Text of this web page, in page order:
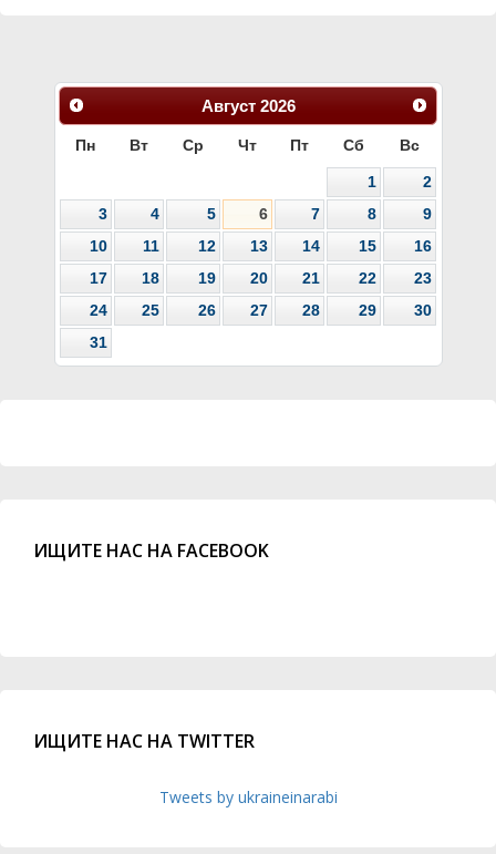
Август 2026
Пн Вт Ср Чт Пт Сб Вс
1
2
3
4 5 6 7 8
9
10
11 12 13 14 15
16
17
18 19 20 21 22
23
24
25 26 27 28 29
30
31
ИЩИТЕ НАС НА FACEBOOK
ИЩИТЕ НАС НА TWITTER
Tweets by ukraineinarabi